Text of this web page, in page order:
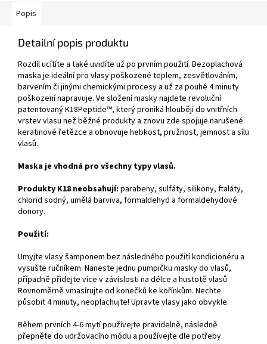
Popis
Detailní popis produktu
Rozdíl ucítíte a také uvidíte už po prvním použití. Bezoplachová
maska je ideální pro vlasy poškozené teplem, zesvětlováním,
barvením či jinými chemickými procesy a už za pouhé 4 minuty
poškození napravuje. Ve složení masky najdete revoluční
patentovaný K18Peptide™, který proniká hlouběji do vnitřních
vrstev vlasu než běžné produkty a znovu zde spojuje narušené
keratinové řetězce a obnovuje hebkost, pružnost, jemnost a sílu
vlasů.
Maska je vhodná pro všechny typy vlasů.
Produkty K18 neobsahují: parabeny, sulfáty, silikony, ftaláty,
chlorid sodný, umělá barviva, formaldehyd a formaldehydové
donory.
Použití:
Umyjte vlasy šamponem bez následného použití kondicionéru a
vysušte ručníkem. Naneste jednu pumpičku masky do vlasů,
případně přidejte více v závislosti na délce a hustotě vlasů.
Rovnoměrně vmasírujte od konečků ke kořínkům. Nechte
působit 4 minuty, neoplachujte! Upravte vlasy jako obvykle.
Během prvních 4-6 mytí používejte pravidelně, následně
přepněte do udržovacího módu a používejte dle potřeby.